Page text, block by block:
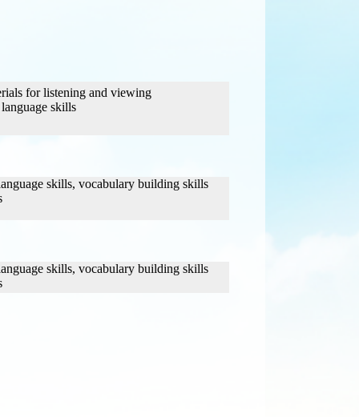
for listening and viewing
skills
skills, vocabulary building skills
skills, vocabulary building skills